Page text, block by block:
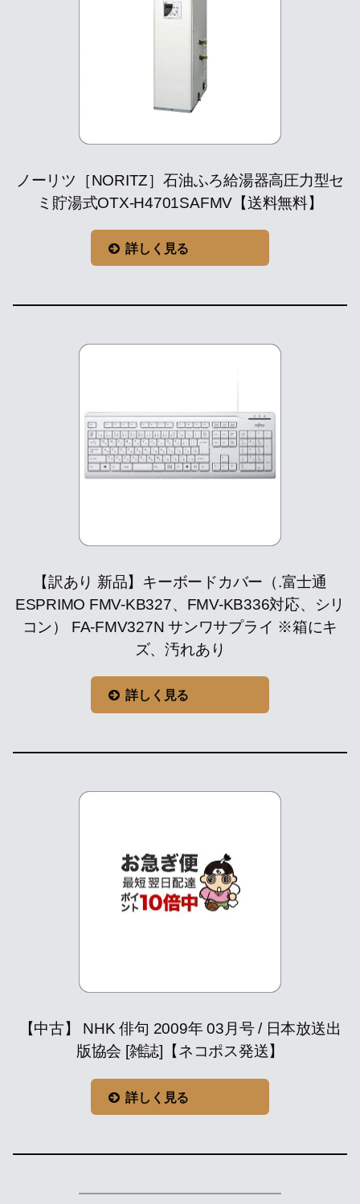
ノーリツ［NORITZ］石油ふろ給湯器高圧力型セ
ミ貯湯式OTX-H4701SAFMV【送料無料】
詳しく見る
【訳あり 新品】キーボードカバー（.富士通
ESPRIMO FMV-KB327、FMV-KB336対応、シリ
コン） FA-FMV327N サンワサプライ ※箱にキ
ズ、汚れあり
詳しく見る
【中古】 NHK 俳句 2009年 03月号 / 日本放送出
版協会 [雑誌]【ネコポス発送】
詳しく見る